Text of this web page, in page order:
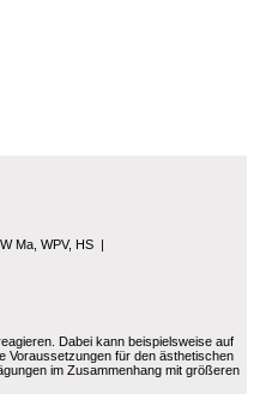
Ma, WPV, HS |
Dabei kann beispielsweise auf
Voraussetzungen für den ästhetischen
im Zusammenhang mit größeren